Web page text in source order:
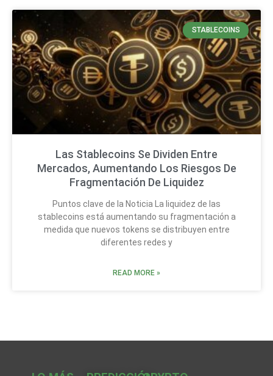
STABLECOINS
Las Stablecoins Se Dividen Entre
Mercados, Aumentando Los Riesgos De
Fragmentación De Liquidez
Puntos clave de la Noticia La liquidez de las
stablecoins está aumentando su fragmentación a
medida que nuevos tokens se distribuyen entre
diferentes redes y
READ MORE »